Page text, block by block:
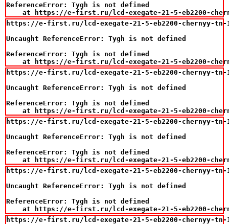
ReferenceError: Tygh is not defined
at https://e-first.ru/lcd-exegate-21-5-eb2200-
https://e-first.ru/lcd-exegate-21-5-eb2200-chernyy-tn-
Uncaught ReferenceError: Tygh is not defined
ReferenceError: Tygh is not defined
at https://e-first.ru/lcd-exegate-21-5-eb2200-
https://e-first.ru/lcd-exegate-21-5-eb2200-chernyy-tn-
Uncaught ReferenceError: Tygh is not defined
ReferenceError: Tygh is not defined
at https://e-first.ru/lcd-exegate-21-5-eb2200-
https://e-first.ru/lcd-exegate-21-5-eb2200-chernyy-tn-
Uncaught ReferenceError: Tygh is not defined
ReferenceError: Tygh is not defined
at https://e-first.ru/lcd-exegate-21-5-eb2200-
https://e-first.ru/lcd-exegate-21-5-eb2200-chernyy-tn-
Uncaught ReferenceError: Tygh is not defined
ReferenceError: Tygh is not defined
at https://e-first.ru/lcd-exegate-21-5-eb2200-
https://e-first.ru/lcd-exegate-21-5-eb2200-chernyy-tn-